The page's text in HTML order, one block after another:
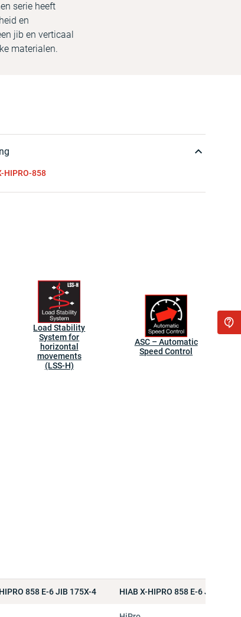
serie heeft
en
jib en verticaal
materialen.
HIPRO-858
Load Stability
System for
horizontal
movements
(LSS-H)
ASC – Automatic
Speed Control
858 E-6 JIB 175X-4 HIAB X-HIPRO 858 E-6 JIB